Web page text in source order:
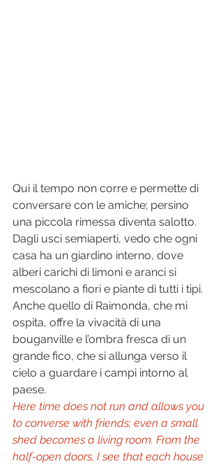
Qui il tempo non corre e permette di
conversare con le amiche; persino
una piccola rimessa diventa salotto.
Dagli usci semiaperti, vedo che ogni
casa ha un giardino interno, dove
alberi carichi di limoni e aranci si
mescolano a fiori e piante di tutti i tipi.
Anche quello di Raimonda, che mi
ospita, offre la vivacità di una
bouganville e l’ombra fresca di un
grande fico, che si allunga verso il
cielo a guardare i campi intorno al
paese.
Here time does not run and allows you
to converse with friends; even a small
shed becomes a living room. From the
half-open doors, I see that each house